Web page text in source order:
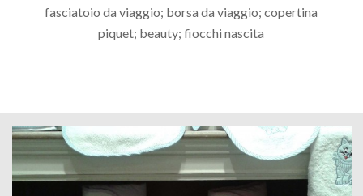
fasciatoio da viaggio; borsa da viaggio; copertina
piquet; beauty; fiocchi nascita